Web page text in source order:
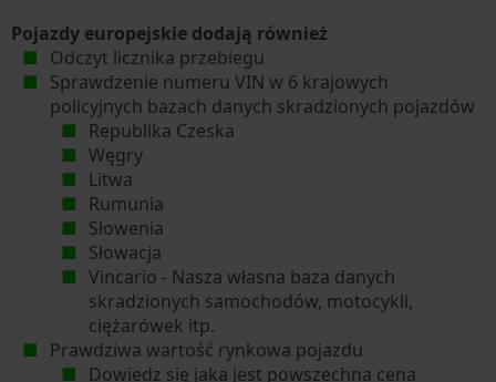
Pojazdy europejskie dodają również
Odczyt licznika przebiegu
Sprawdzenie numeru VIN w 6 krajowych
policyjnych bazach danych skradzionych pojazdów
Republika Czeska
Węgry
Litwa
Rumunia
Słowenia
Słowacja
Vincario - Nasza własna baza danych
skradzionych samochodów, motocykli,
ciężarówek itp.
Prawdziwa wartość rynkowa pojazdu
Dowiedz się jaka jest powszechna cena